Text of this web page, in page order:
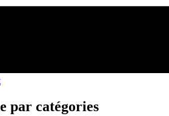
par catégories